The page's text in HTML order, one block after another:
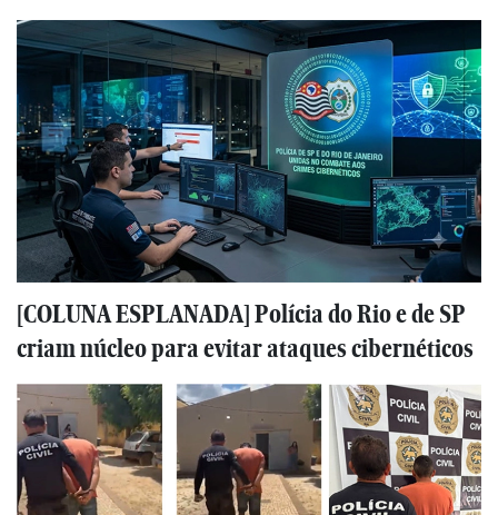
[COLUNA ESPLANADA] Polícia do Rio e de SP
criam núcleo para evitar ataques cibernéticos